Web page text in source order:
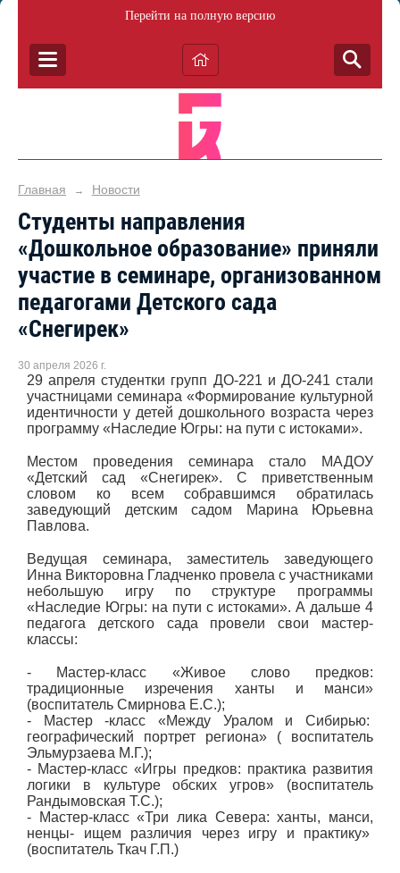
Перейти на полную версию
Главная → Новости
Студенты направления
«Дошкольное образование» приняли
участие в семинаре, организованном
педагогами Детского сада
«Снегирек»
30 апреля 2026 г.
29 апреля студентки групп ДО-221 и ДО-241 стали
участницами семинара «Формирование культурной
идентичности у детей дошкольного возраста через
программу «Наследие Югры: на пути с истоками».
Местом проведения семинара стало МАДОУ
«Детский сад «Снегирек». С приветственным
словом ко всем собравшимся обратилась
заведующий детским садом Марина Юрьевна
Павлова.
Ведущая семинара, заместитель заведующего
Инна Викторовна Гладченко провела с участниками
небольшую игру по структуре программы
«Наследие Югры: на пути с истоками». А дальше 4
педагога детского сада провели свои мастер-
классы:
- Мастер-класс «Живое слово предков:
традиционные изречения ханты и манси»
(воспитатель Смирнова Е.С.);
- Мастер -класс «Между Уралом и Сибирью:
географический портрет региона» ( воспитатель
Эльмурзаева М.Г.);
- Мастер-класс «Игры предков: практика развития
логики в культуре обских угров» (воспитатель
Рандымовская Т.С.);
- Мастер-класс «Три лика Севера: ханты, манси,
ненцы- ищем различия через игру и практику»
(воспитатель Ткач Г.П.)